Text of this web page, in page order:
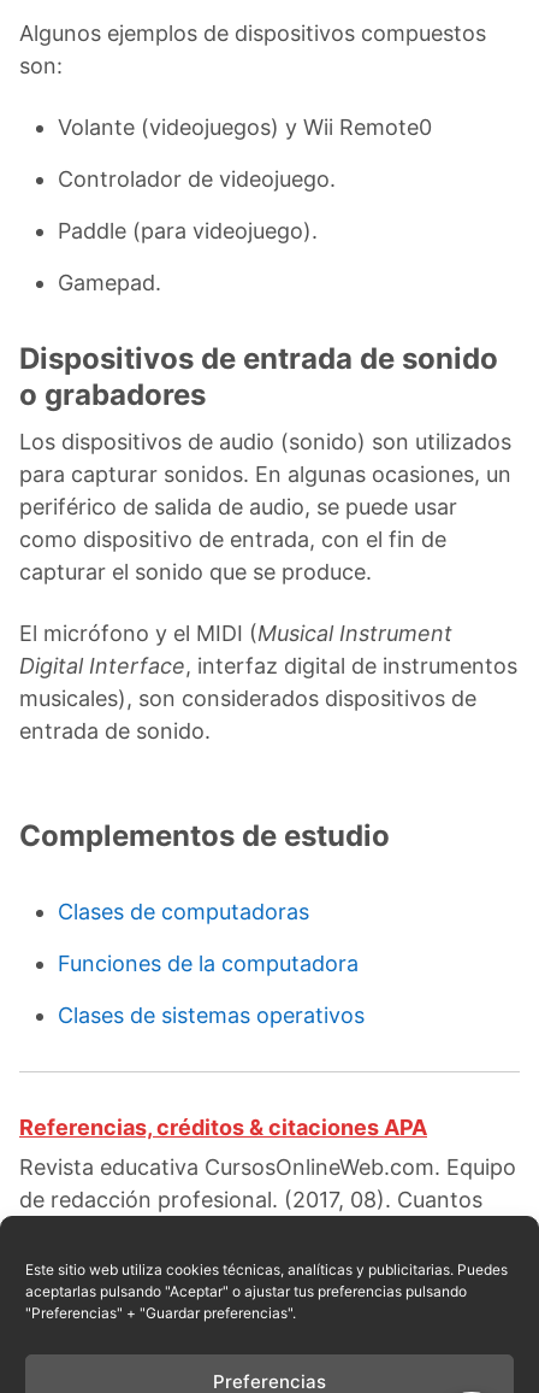
Este sitio web utiliza cookies técnicas, analíticas y publicitarias. Puedes
aceptarlas pulsando "Aceptar" o ajustar tus preferencias pulsando
"Preferencias" + "Guardar preferencias".
Preferencias
Algunos ejemplos de dispositivos compuestos
son:
Volante (videojuegos) y Wii Remote0
Controlador de videojuego.
Paddle (para videojuego).
Gamepad.
Dispositivos de entrada de sonido
o grabadores
Los dispositivos de audio (sonido) son utilizados
para capturar sonidos. En algunas ocasiones, un
periférico de salida de audio, se puede usar
como dispositivo de entrada, con el fin de
capturar el sonido que se produce.
El micrófono y el MIDI (Musical Instrument
Digital Interface, interfaz digital de instrumentos
musicales), son considerados dispositivos de
entrada de sonido.
Complementos de estudio
Clases de computadoras
Funciones de la computadora
Clases de sistemas operativos
Referencias, créditos & citaciones APA
Revista educativa CursosOnlineWeb.com. Equipo
de redacción profesional. (2017, 08). Cuantos
por:Rocío Isabelle Escomez. Obtenido en fecha
08, 2026, desde el sitio web:
https://cursosonlineweb.com/dispositivos-de-
entrada.html